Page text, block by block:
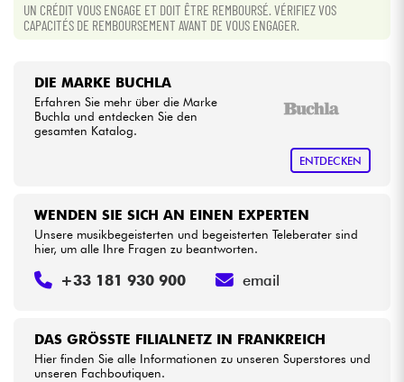
UN CRÉDIT VOUS ENGAGE ET DOIT ÊTRE REMBOURSÉ. VÉRIFIEZ VOS
CAPACITÉS DE REMBOURSEMENT AVANT DE VOUS ENGAGER.
DIE MARKE BUCHLA
Erfahren Sie mehr über die Marke
Buchla und entdecken Sie den
gesamten Katalog.
ENTDECKEN
DAS GRÖSSTE FILIALNETZ IN FRANKREICH
Hier finden Sie alle Informationen zu unseren Superstores und
unseren Fachboutiquen.
WENDEN SIE SICH AN EINEN EXPERTEN
Unsere musikbegeisterten und begeisterten Teleberater sind
hier, um alle Ihre Fragen zu beantworten.
+33 181 930 900 email